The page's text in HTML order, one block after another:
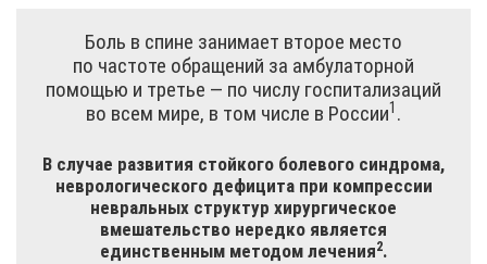
Боль в спине занимает второе место
по частоте обращений за амбулаторной
помощью и третье — по числу госпитализаций
во всем мире, в том числе в России1 .
В случае развития стойкого болевого синдрома,
неврологического дефицита при компрессии
невральных структур хирургическое
вмешательство нередко является
единственным методом лечения2.